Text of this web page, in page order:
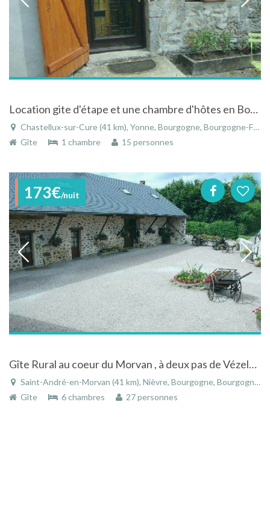
Location gite d'étape et une chambre d'hôtes en Bourgogne
Chastellux-sur-Cure (41 km), Yonne, Bourgogne, Bourgogne-Franche-Comté, France
Gîte
1 chambre 15 personnes
173€/nuit
Gîte Rural au coeur du Morvan , à deux pas de Vézelay ; Authentique et Chaleureux !!
Saint-André-en-Morvan (41 km), Nièvre, Bourgogne, Bourgogne-Franche-Comté, France
Gîte
6 chambres 27 personnes